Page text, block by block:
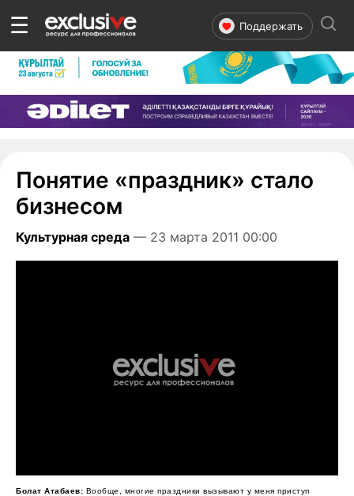
☰ Поддержать
Понятие «праздник» стало
бизнесом
Культурная среда — 23 марта 2011 00:00
Болат Атабаев: Вообще, многие праздники вызывают у меня приступ